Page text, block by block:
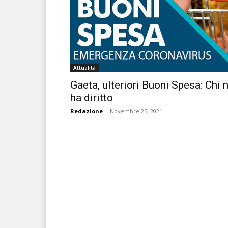
Attualità
Gaeta, ulteriori Buoni Spesa: Chi
ha diritto
Redazione - Novembre 25, 2021